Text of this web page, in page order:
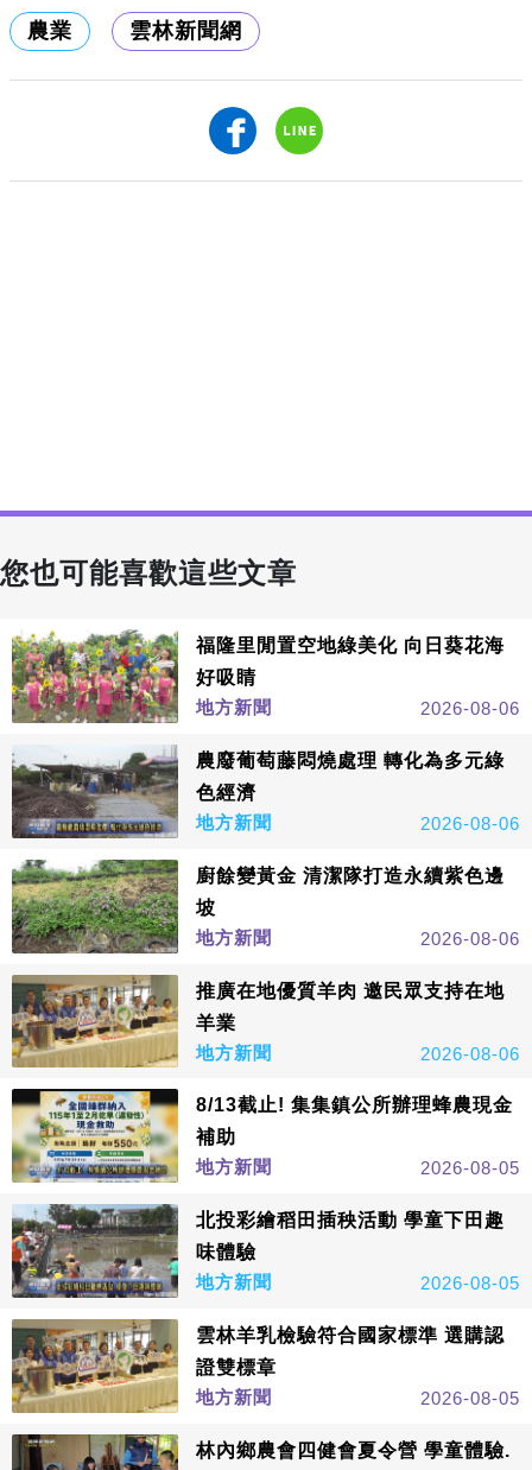
農業 雲林新聞網
您也可能喜歡這些文章
福隆里閒置空地綠美化 向日葵花海
好吸睛
地方新聞
2026-08-06
農廢葡萄藤悶燒處理 轉化為多元綠
色經濟
地方新聞
2026-08-06
廚餘變黃金 清潔隊打造永續紫色邊
坡
地方新聞
2026-08-06
推廣在地優質羊肉 邀民眾支持在地
羊業
地方新聞
2026-08-06
8/13截止! 集集鎮公所辦理蜂農現金
補助
地方新聞
2026-08-05
北投彩繪稻田插秧活動 學童下田趣
味體驗
地方新聞
2026-08-05
雲林羊乳檢驗符合國家標準 選購認
證雙標章
地方新聞
2026-08-05
林內鄉農會四健會夏令營 學童體驗.